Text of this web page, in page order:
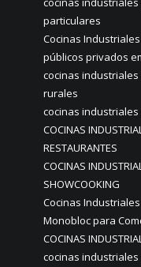
particulares
Cocinas
públicos privados
cocinas
rurales
cocinas
COCINAS
RESTAURANTES
COCINAS
SHOWCOOKING
Cocinas
Monobloc para
COCINAS
cocinas